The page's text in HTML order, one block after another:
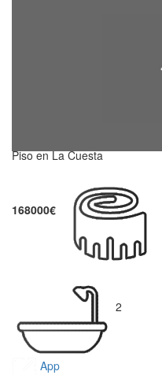
Piso en La Cuesta
168000€
2
App